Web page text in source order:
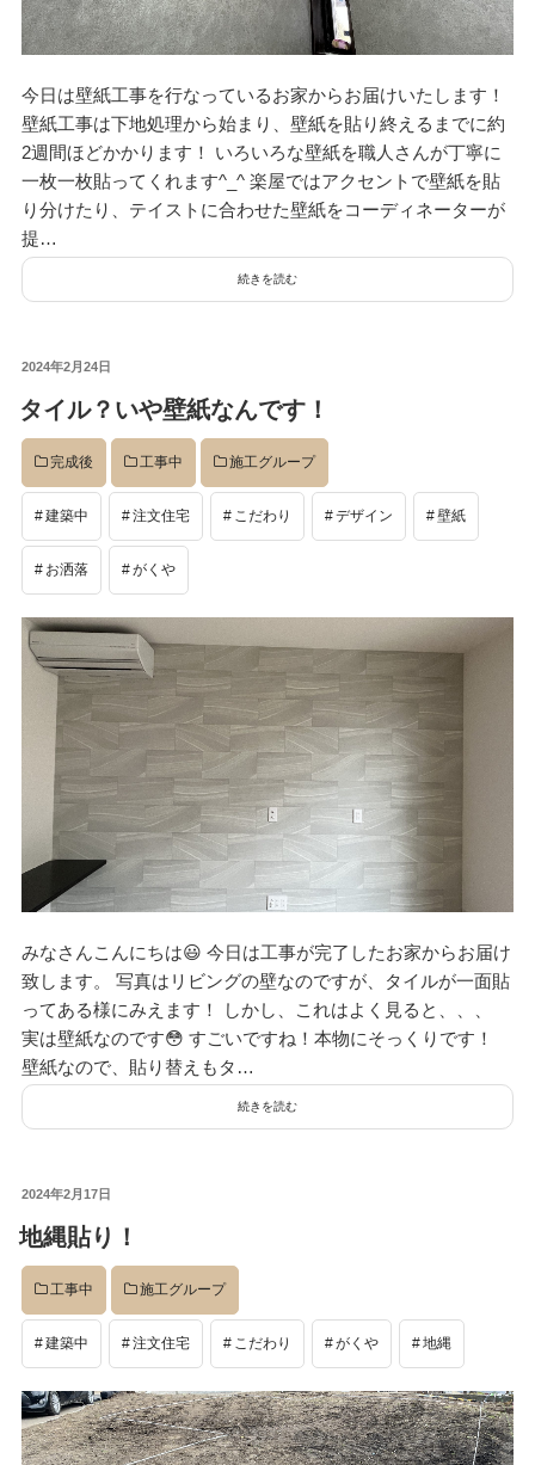
今日は壁紙工事を行なっているお家からお届けいたします！
壁紙工事は下地処理から始まり、壁紙を貼り終えるまでに約
2週間ほどかかります！ いろいろな壁紙を職人さんが丁寧に
一枚一枚貼ってくれます^_^ 楽屋ではアクセントで壁紙を貼
り分けたり、テイストに合わせた壁紙をコーディネーターが
提…
続きを読む
投
日:
2024年2月24日
タイル？いや壁紙なんです！
完成後 工事中 施工グループ
建築中 注文住宅 こだわり デザイン 壁紙
お洒落 がくや
みなさんこんにちは😃 今日は工事が完了したお家からお届け
致します。 写真はリビングの壁なのですが、タイルが一面貼
ってある様にみえます！ しかし、これはよく見ると、、、
実は壁紙なのです😳 すごいですね！本物にそっくりです！
壁紙なので、貼り替えもタ…
続きを読む
投
日:
2024年2月17日
地縄貼り！
工事中 施工グループ
建築中 注文住宅 こだわり がくや 地縄